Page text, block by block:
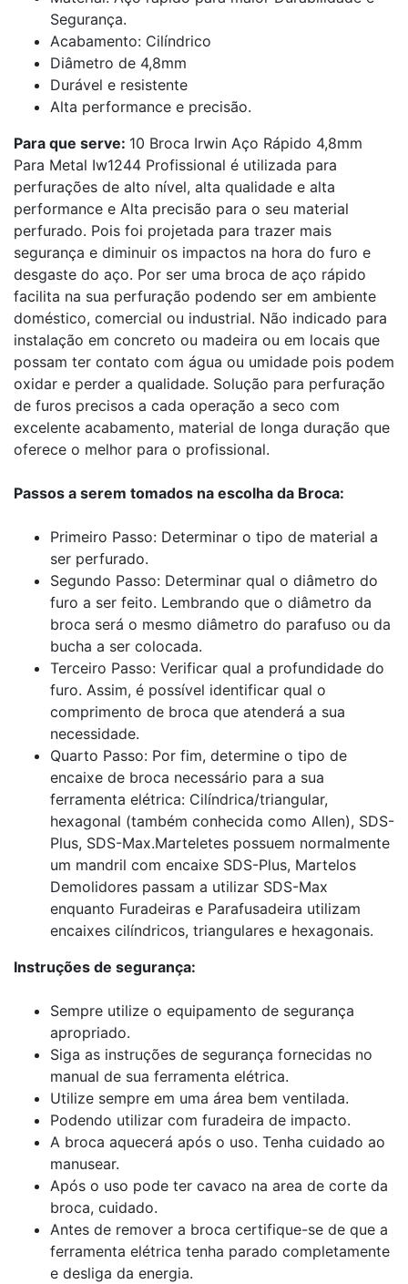
Segurança.
Acabamento: Cilíndrico
Diâmetro de 4,8mm
Durável e resistente
Alta performance e precisão.
Para que serve: 10 Broca Irwin Aço Rápido 4,8mm
Para Metal Iw1244 Profissional é utilizada para
perfurações de alto nível, alta qualidade e alta
performance e Alta precisão para o seu material
perfurado. Pois foi projetada para trazer mais
segurança e diminuir os impactos na hora do furo e
desgaste do aço. Por ser uma broca de aço rápido
facilita na sua perfuração podendo ser em ambiente
doméstico, comercial ou industrial. Não indicado para
instalação em concreto ou madeira ou em locais que
possam ter contato com água ou umidade pois podem
oxidar e perder a qualidade. Solução para perfuração
de furos precisos a cada operação a seco com
excelente acabamento, material de longa duração que
oferece o melhor para o profissional.
Passos a serem tomados na escolha da Broca:
Primeiro Passo: Determinar o tipo de material a
ser perfurado.
Segundo Passo: Determinar qual o diâmetro do
furo a ser feito. Lembrando que o diâmetro da
broca será o mesmo diâmetro do parafuso ou da
bucha a ser colocada.
Terceiro Passo: Verificar qual a profundidade do
furo. Assim, é possível identificar qual o
comprimento de broca que atenderá a sua
necessidade.
Quarto Passo: Por fim, determine o tipo de
encaixe de broca necessário para a sua
ferramenta elétrica: Cilíndrica/triangular,
hexagonal (também conhecida como Allen), SDS-
Plus, SDS-Max.Marteletes possuem normalmente
um mandril com encaixe SDS-Plus, Martelos
Demolidores passam a utilizar SDS-Max
enquanto Furadeiras e Parafusadeira utilizam
encaixes cilíndricos, triangulares e hexagonais.
Instruções de segurança:
Sempre utilize o equipamento de segurança
apropriado.
Siga as instruções de segurança fornecidas no
manual de sua ferramenta elétrica.
Utilize sempre em uma área bem ventilada.
Podendo utilizar com furadeira de impacto.
A broca aquecerá após o uso. Tenha cuidado ao
manusear.
Após o uso pode ter cavaco na area de corte da
broca, cuidado.
Antes de remover a broca certifique-se de que a
ferramenta elétrica tenha parado completamente
e desliga da energia.